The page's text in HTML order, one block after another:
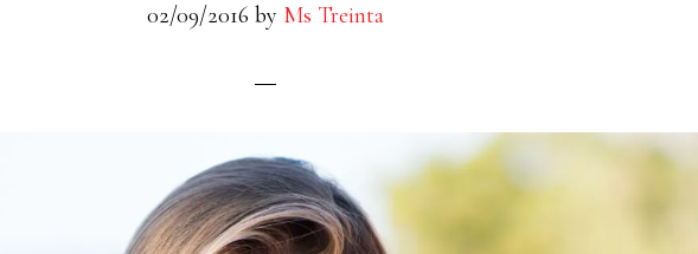
02/09/2016 by Ms Treinta